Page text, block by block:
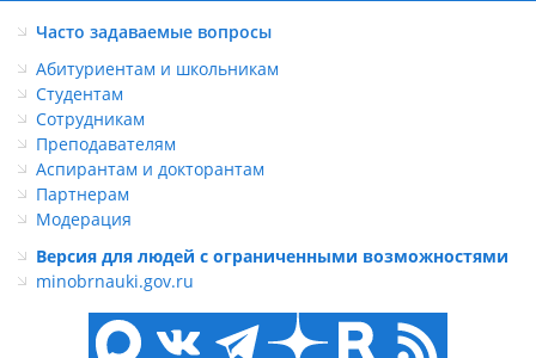
Часто задаваемые вопросы
Абитуриентам и школьникам
Студентам
Сотрудникам
Преподавателям
Аспирантам и докторантам
Партнерам
Модерация
Версия для людей с ограниченными возможностями
minobrnauki.gov.ru